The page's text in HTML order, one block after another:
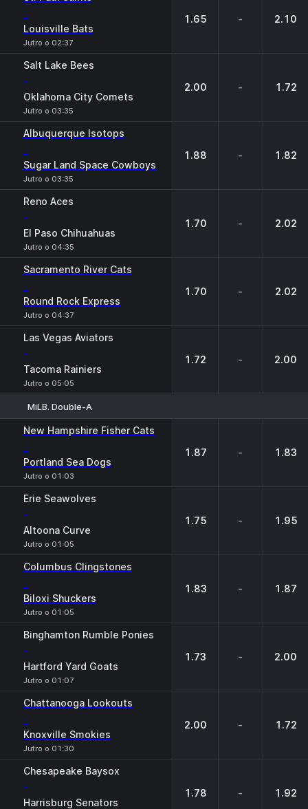
-
Louisville Bats
Jutro o 02:37
1.65 - 2.10
Salt Lake Bees
-
Oklahoma City Comets
Jutro o 03:35
2.00 - 1.72
Albuquerque Isotops
-
Sugar Land Space Cowboys
Jutro o 03:35
1.88 - 1.82
Reno Aces
-
El Paso Chihuahuas
Jutro o 04:35
1.70 - 2.02
Sacramento River Cats
-
Round Rock Express
Jutro o 04:37
1.70 - 2.02
Las Vegas Aviators
-
Tacoma Rainiers
Jutro o 05:05
1.72 - 2.00
MiLB. Double-A
New Hampshire Fisher Cats
-
Portland Sea Dogs
Jutro o 01:03
1.87 - 1.83
Erie Seawolves
-
Altoona Curve
Jutro o 01:05
1.75 - 1.95
Columbus Clingstones
-
Biloxi Shuckers
Jutro o 01:05
1.83 - 1.87
Binghamton Rumble Ponies
-
Hartford Yard Goats
Jutro o 01:07
1.73 - 2.00
Chattanooga Lookouts
-
Knoxville Smokies
Jutro o 01:30
2.00 - 1.72
Chesapeake Baysox
-
Harrisburg Senators
1.78 - 1.92